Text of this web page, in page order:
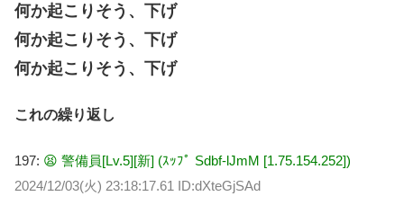
何か起こりそう、下げ
何か起こりそう、下げ
何か起こりそう、下げ
これの繰り返し
197: 😫 警備員[Lv.5][新] (ｽｯﾌﾟ Sdbf-lJmM [1.75.154.252])
2024/12/03(火) 23:18:17.61 ID:dXteGjSAd